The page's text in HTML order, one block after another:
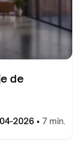
de
2026 • 7 min.